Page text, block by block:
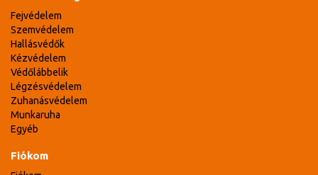
Fejvédelem
Szemvédelem
Hallásvédők
Kézvédelem
Védőlábbelik
Légzésvédelem
Zuhanásvédelem
Munkaruha
Egyéb
Fiókom